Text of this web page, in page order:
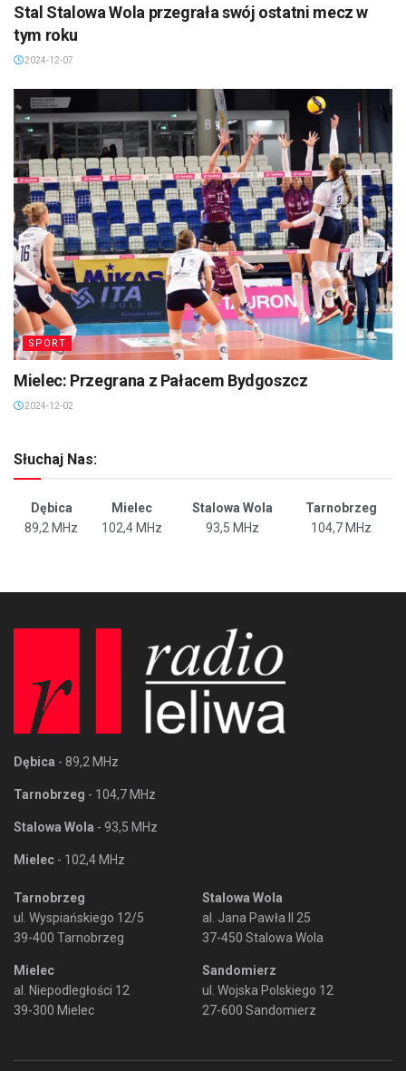
Stal Stalowa Wola przegrała swój ostatni mecz w
tym roku
2024-12-07
SPORT
Mielec: Przegrana z Pałacem Bydgoszcz
2024-12-02
Słuchaj Nas:
Dębica Mielec Stalowa Wola
Tarnobrzeg
89,2 MHz
102,4 MHz 93,5 MHz 104,7 MHz
Dębica - 89,2 MHz
Tarnobrzeg - 104,7 MHz
Stalowa Wola - 93,5 MHz
Mielec - 102,4 MHz
Tarnobrzeg
ul. Wyspiańskiego 12/5
39-400 Tarnobrzeg
Mielec
al. Niepodległości 12
39-300 Mielec
Stalowa Wola
al. Jana Pawła II 25
37-450 Stalowa Wola
Sandomierz
ul. Wojska Polskiego 12
27-600 Sandomierz